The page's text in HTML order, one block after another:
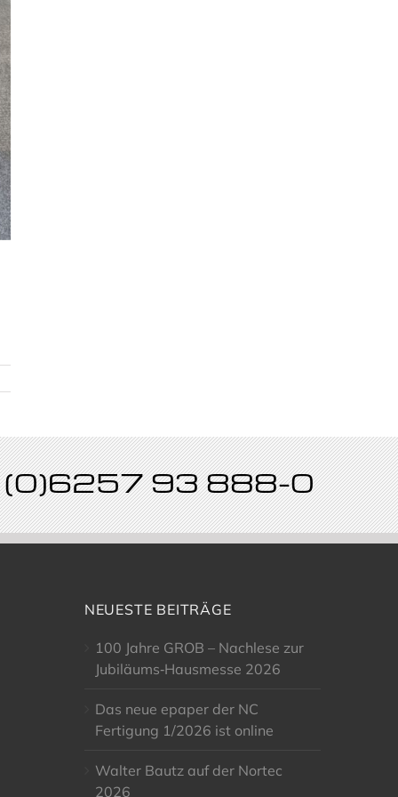
(0)6257 93 888-0
NEUESTE BEITRÄGE
100 Jahre GROB – Nachlese zur
Jubiläums‑Hausmesse 2026
Das neue epaper der NC
Fertigung 1/2026 ist online
Walter Bautz auf der Nortec
2026